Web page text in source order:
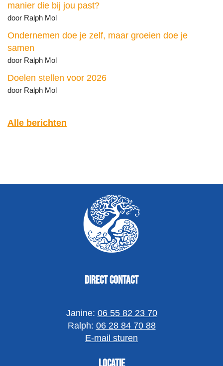
manier die bij jou past?
door Ralph Mol
Ondernemen doe je zelf, maar groeien doe je
samen
door Ralph Mol
Doelen stellen voor 2026
door Ralph Mol
Alle berichten
Direct contact
Janine: 06 55 82 23 70
Ralph: 06 28 84 70 88
E-mail sturen